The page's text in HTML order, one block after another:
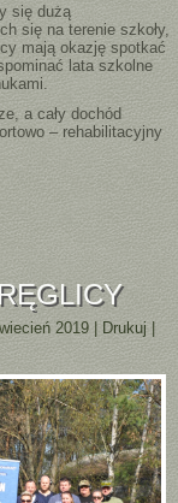
się dużą
się na terenie szkoły,
mają okazję spotkać
lata szkolne
a cały dochód
– rehabilitacyjny
2019 | Drukuj |